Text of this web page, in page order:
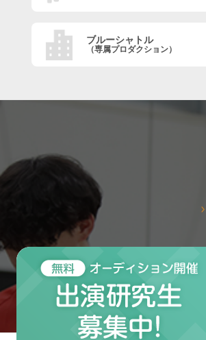
ブルーシャトル
（専属プロダクション）